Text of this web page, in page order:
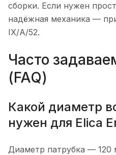
сборки. Если нужен
надёжная механика —
IX/A/52.
Часто
(FAQ)
Какой диаметр
нужен для Elica
Диаметр патрубка — 120